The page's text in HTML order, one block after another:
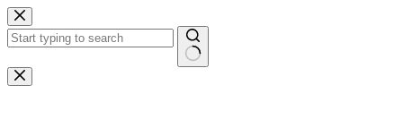
Zum
Inhalt
springen
Keine
Ergebnisse